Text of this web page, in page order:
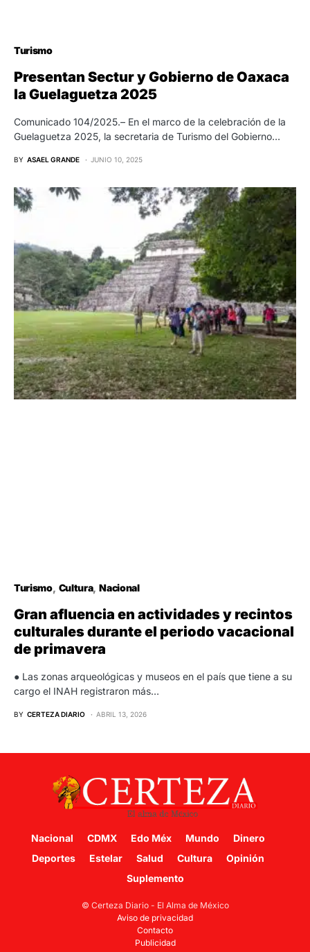
Turismo
Presentan Sectur y Gobierno de Oaxaca
la Guelaguetza 2025
Comunicado 104/2025.– En el marco de la celebración de la
Guelaguetza 2025, la secretaria de Turismo del Gobierno…
BY ASAEL GRANDE JUNIO 10, 2025
Turismo Cultura Nacional
Gran afluencia en actividades y recintos
culturales durante el periodo vacacional
de primavera
● Las zonas arqueológicas y museos en el país que tiene a su
cargo el INAH registraron más…
BY CERTEZA DIARIO ABRIL 13, 2026
Nacional CDMX Edo Méx Mundo
Dinero
Deportes
Estelar Salud Cultura
Opinión
Suplemento
© Certeza Diario - El Alma de México
Aviso de privacidad
Contacto
Publicidad